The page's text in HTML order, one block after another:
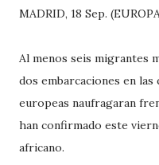
MADRID, 18 Sep.
Al menos seis migrantes
dos embarcaciones en
europeas naufragaran
han confirmado este
africano.